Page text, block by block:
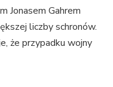
Jonasem Gahrem
liczby schronów.
że przypadku wojny